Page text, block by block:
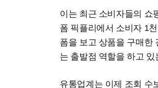
이는 최근 소비자들의 쇼
폼 픽플리에서 소비자 1
폼을 보고 상품을 구매한
는 출발점 역할을 하고 있
유통업계는 이제 조회 수